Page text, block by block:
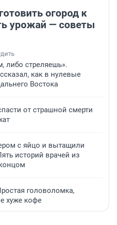
огород к
урожай — советы
либо стреляешь».
как в нулевые
Востока
от страшной смерти
с яйцо и вытащили
историй врачей из
головоломка,
хуже кофе